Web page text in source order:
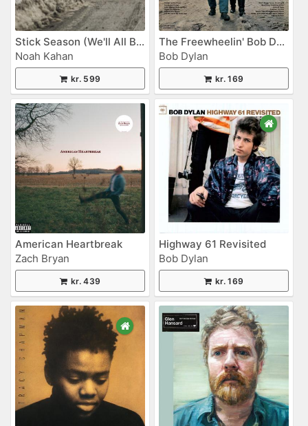
Stick Season (We'll All Be Here Forever)
Noah Kahan
kr. 599
The Freewheelin' Bob Dylan
Bob Dylan
kr. 169
American Heartbreak
Zach Bryan
kr. 439
Highway 61 Revisited
Bob Dylan
kr. 169